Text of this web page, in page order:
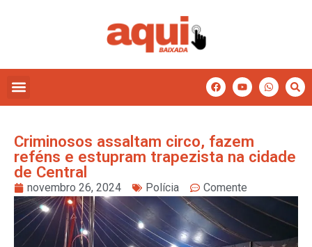
Criminosos assaltam circo, fazem
reféns e estupram trapezista na cidade
de Central
novembro 26, 2024 Polícia Comente